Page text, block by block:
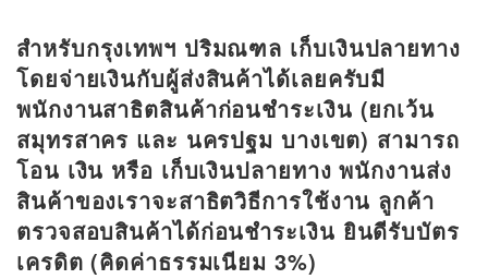
สำหรับกรุงเทพฯ ปริมณฑล เก็บเงินปลายทาง
โดยจ่ายเงินกับผู้ส่งสินค้าได้เลยครับมี
พนักงานสาธิตสินค้าก่อนชำระเงิน (ยกเว้น
สมุทรสาคร และ นครปฐม บางเขต) สามารถ
โอน เงิน หรือ เก็บเงินปลายทาง พนักงานส่ง
สินค้าของเราจะสาธิตวิธีการใช้งาน ลูกค้า
ตรวจสอบสินค้าได้ก่อนชำระเงิน ยินดีรับบัตร
เครดิต (คิดค่าธรรมเนียม 3%)